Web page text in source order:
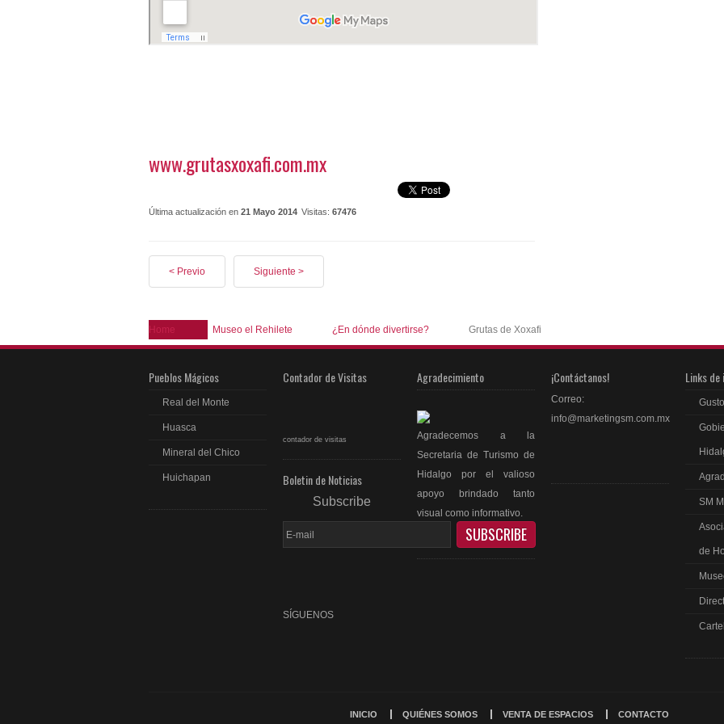
www.grutasxoxafi.com.mx
Última actualización en 21 Mayo 2014 Visitas: 67476
< Previo Siguiente >
Home Museo el Rehilete ¿En dónde divertirse? Grutas de Xoxafi
Pueblos Mágicos
Real del Monte
Huasca
Mineral del Chico
Huichapan
Contador de Visitas
contador de visitas
Boletin de Noticias
Subscribe
SÍGUENOS
Agradecimiento
Agradecemos a la
Secretaria de Turismo de
Hidalgo por el valioso
apoyo brindado tanto
visual como informativo.
¡Contáctanos!
Correo:
info@marketingsm.com.mx
Links
SM
de
INICIO QUIÉNES SOMOS VENTA DE ESPACIOS CONTACTO